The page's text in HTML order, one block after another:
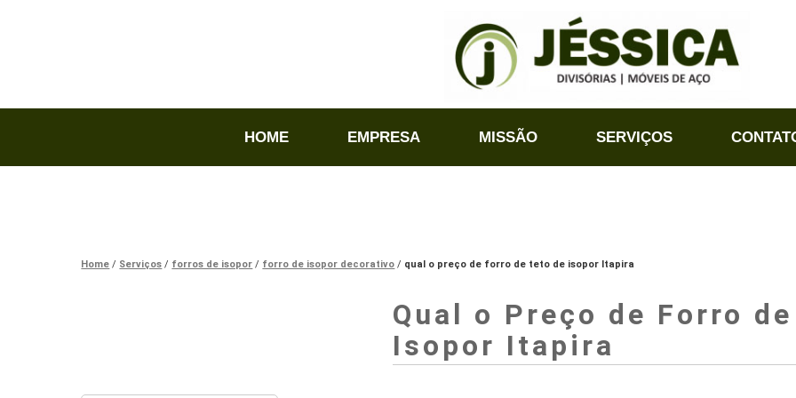
HOME EMPRESA MISSÃO SERVIÇOS
Home Serviços forros de isopor forro de isopor decorativo qual o preço de forro de teto de isopor Itapira
Qual o Preço de Forro
Isopor Itapira